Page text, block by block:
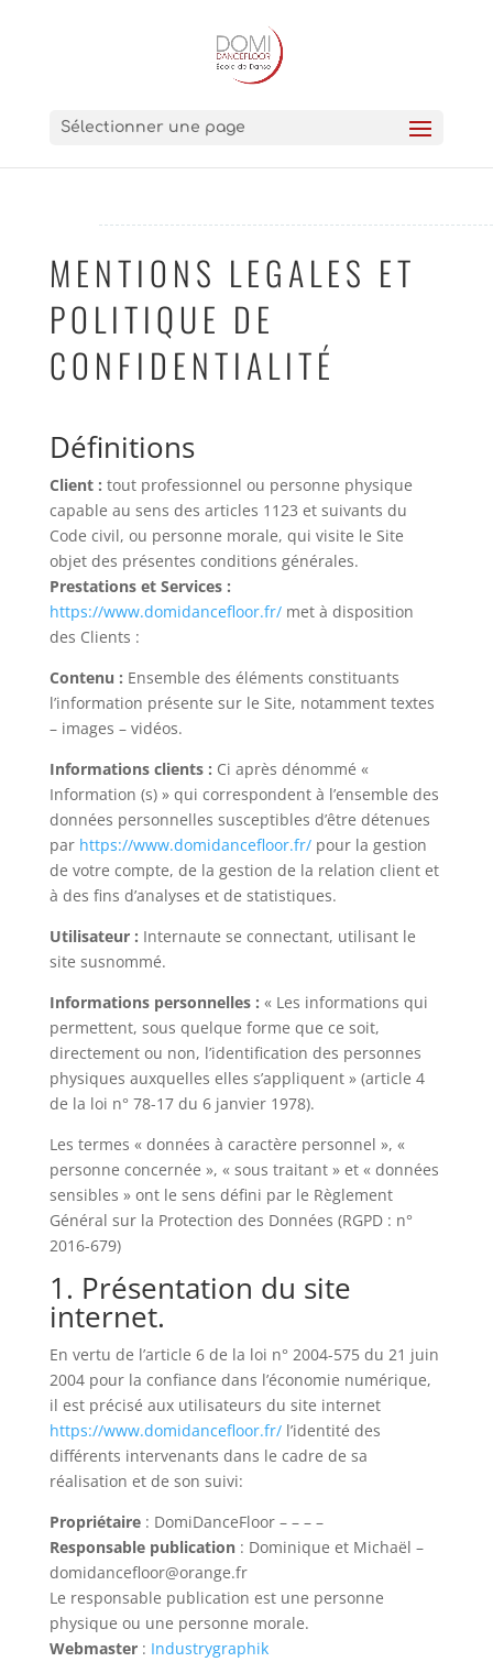
Sélectionner une page
MENTIONS LEGALES ET
POLITIQUE DE
CONFIDENTIALITÉ
Définitions
Client : tout professionnel ou personne physique
capable au sens des articles 1123 et suivants du
Code civil, ou personne morale, qui visite le Site
objet des présentes conditions générales.
Prestations et Services :
https://www.domidancefloor.fr/met à disposition
des Clients :
Contenu : Ensemble des éléments constituants
l’information présente sur le Site, notamment textes
– images – vidéos.
Informations clients : Ci après dénommé «
Information (s) » qui correspondent à l’ensemble des
données personnelles susceptibles d’être détenues
par https://www.domidancefloor.fr/pour la gestion
de votre compte, de la gestion de la relation client et
à des fins d’analyses et de statistiques.
Utilisateur : Internaute se connectant, utilisant le
site susnommé.
Informations personnelles : « Les informations qui
permettent, sous quelque forme que ce soit,
directement ou non, l’identification des personnes
physiques auxquelles elles s’appliquent » (article 4
de la loi n° 78-17 du 6 janvier 1978).
Les termes « données à caractère personnel », «
personne concernée », « sous traitant » et « données
sensibles » ont le sens défini par le Règlement
Général sur la Protection des Données (RGPD : n°
2016-679)
1. Présentation du site
internet.
En vertu de l’article 6 de la loi n° 2004-575 du 21 juin
2004 pour la confiance dans l’économie numérique,
il est précisé aux utilisateurs du site internet
https://www.domidancefloor.fr/l’identité des
différents intervenants dans le cadre de sa
réalisation et de son suivi:
Propriétaire: DomiDanceFloor – – – –
Responsable publication: Dominique et Michaël –
domidancefloor@orange.fr
Le responsable publication est une personne
physique ou une personne morale.
Webmaster: Industrygraphik